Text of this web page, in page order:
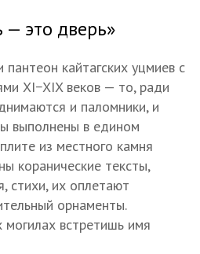
— это дверь»
кайтагских уцмиев с
XI−XIX веков — то, ради
и паломники, и
выполнены в едином
из местного камня
коранические тексты,
стихи, их оплетают
орнаменты.
могилах встретишь имя